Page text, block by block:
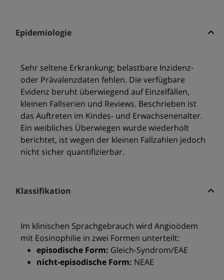
Epidemiologie
Sehr seltene Erkrankung; belastbare Inzidenz-
oder Prävalenzdaten fehlen. Die verfügbare
Evidenz beruht überwiegend auf Einzelfällen,
kleinen Fallserien und Reviews. Beschrieben ist
das Auftreten im Kindes- und Erwachsenenalter.
Ein weibliches Überwiegen wurde wiederholt
berichtet, ist wegen der kleinen Fallzahlen jedoch
nicht sicher quantifizierbar.
Klassifikation
Im klinischen Sprachgebrauch wird Angioödem
mit Eosinophilie in zwei Formen unterteilt:
episodische Form: Gleich-Syndrom/EAE
nicht-episodische Form: NEAE